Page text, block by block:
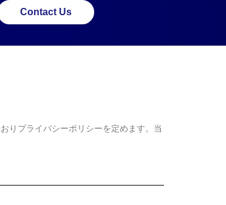
Contact Us
りプライバシーポリシーを定めます。当